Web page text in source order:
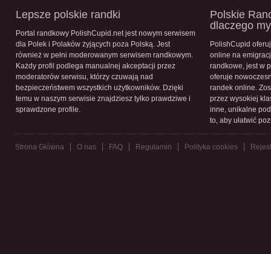
Lepsze polskie randki
Portal randkowy PolishCupid.net jest nowym serwisem
dla Polek i Polaków żyjących poza Polską. Jest
również w pełni moderowanym serwisem randkowym.
Każdy profil podlega manualnej akceptacji przez
moderatorów serwisu, którzy czuwają nad
bezpieczeństwem wszystkich użytkowników. Dzięki
temu w naszym serwisie znajdziesz tylko prawdziwe i
sprawdzone profile.
Polskie
dlaczego
PolishCupid
online na
randkowe, jest w
oferuje
randek online.
przez wysokiej
inne, unikalne
to, aby ułatwić
Strona Główna O nas FAQ Regulamin Polityka cookies